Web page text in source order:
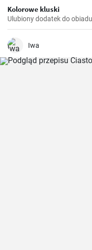
Kolorowe kluski
Ulubiony dodatek do
Iwa